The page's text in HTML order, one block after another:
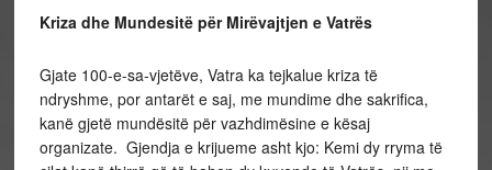
Kriza dhe Mundesitë për Mirëvajtjen e Vatrës
Gjate 100-e-sa-vjetëve, Vatra ka tejkalue kriza të
ndryshme, por antarët e saj, me mundime dhe sakrifica,
kanë gjetë mundësitë për vazhdimësine e kësaj
organizate. Gjendja e krijueme asht kjo: Kemi dy rryma të